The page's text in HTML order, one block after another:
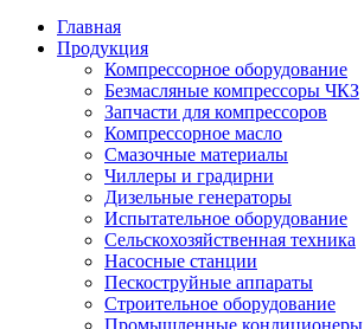
Главная
Продукция
Компрессорное оборудование
Безмасляные компрессоры ЧКЗ
Запчасти для компрессоров
Компрессорное масло
Смазочные материалы
Чиллеры и градирни
Дизельные генераторы
Испытательное оборудование
Сельскохозяйственная техника
Насосные станции
Пескоструйные аппараты
Строительное оборудование
Промышленные кондиционеры